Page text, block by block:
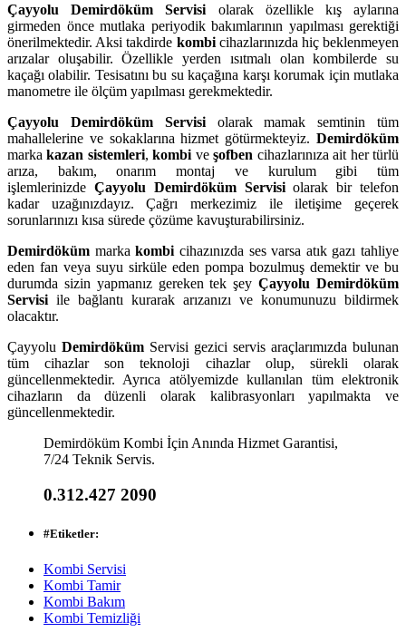
ÇayyoluDemirdöküm Servisi olarak özellikle kış aylarına
girmeden önce mutlaka periyodik bakımlarının yapılması gerektiği
önerilmektedir. Aksi takdirde kombicihazlarınızda hiç beklenmeyen
arızalar oluşabilir. Özellikle yerden ısıtmalı olan kombilerde su
kaçağı olabilir. Tesisatını bu su kaçağına karşı korumak için mutlaka
manometre ile ölçüm yapılması gerekmektedir.
Çayyolu Demirdöküm Servisi olarak mamak semtinin tüm
mahallelerine ve sokaklarına hizmet götürmekteyiz. Demirdöküm
markakazan sistemleri,kombi veşofben cihazlarınıza ait her türlü
arıza, bakım, onarım montaj ve kurulum gibi tüm
işlemlerinizde Çayyolu Demirdöküm Servisiolarak bir telefon
kadar uzağınızdayız. Çağrı merkezimiz ile iletişime geçerek
sorunlarınızı kısa sürede çözüme kavuşturabilirsiniz.
Demirdöküm markakombi cihazınızda ses varsa atık gazı tahliye
eden fan veya suyu sirküle eden pompa bozulmuş demektir ve bu
durumda sizin yapmanız gereken tek şeyÇayyolu Demirdöküm
Servisi ile bağlantı kurarak arızanızı ve konumunuzu bildirmek
olacaktır.
Çayyolu Demirdöküm Servisi gezici servis araçlarımızda bulunan
tüm cihazlar son teknoloji cihazlar olup, sürekli olarak
güncellenmektedir. Ayrıca atölyemizde kullanılan tüm elektronik
cihazların da düzenli olarak kalibrasyonları yapılmakta ve
güncellenmektedir.
Demirdöküm Kombi İçin Anında Hizmet Garantisi,
7/24 Teknik Servis.
0.312.427 2090
#Etiketler:
Kombi Servisi
Kombi Tamir
Kombi Bakım
Kombi Temizliği